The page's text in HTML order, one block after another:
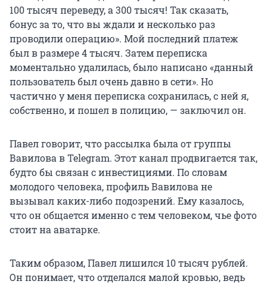
100 тысяч переведу, а 300 тысяч! Так сказать,
бонус за то, что вы ждали и несколько раз
проводили операцию». Мой последний платеж
был в размере 4 тысяч. Затем переписка
моментально удалилась, было написано «данный
пользователь был очень давно в сети». Но
частично у меня переписка сохранилась, с ней я,
собственно, и пошел в полицию, — заключил он.
Павел говорит, что рассылка была от группы
Вавилова в Telegram. Этот канал продвигается так,
будто бы связан с инвестициями. По словам
молодого человека, профиль Вавилова не
вызывал каких-либо подозрений. Ему казалось,
что он общается именно с тем человеком, чье фото
стоит на аватарке.
Таким образом, Павел лишился 10 тысяч рублей.
Он понимает, что отделался малой кровью, ведь